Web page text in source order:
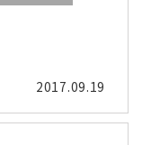
2017.09.19